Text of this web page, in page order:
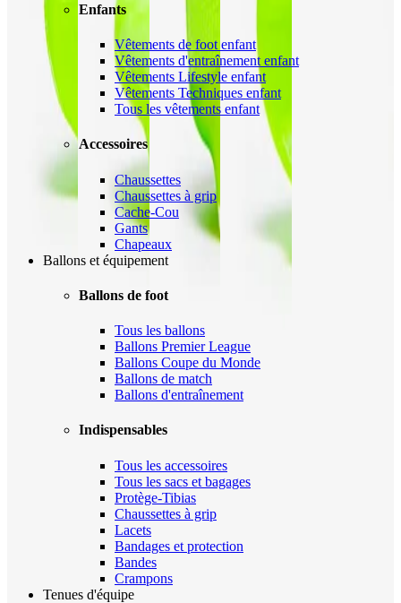
Enfants
Vêtements de foot enfant
Vêtements d'entraînement enfant
Vêtements Lifestyle enfant
Vêtements Techniques enfant
Tous les vêtements enfant
Accessoires
Chaussettes
Chaussettes à grip
Cache-Cou
Gants
Chapeaux
Ballons et équipement
Ballons de foot
Tous les ballons
Ballons Premier League
Ballons Coupe du Monde
Ballons de match
Ballons d'entraînement
Indispensables
Tous les accessoires
Tous les sacs et bagages
Protège-Tibias
Chaussettes à grip
Lacets
Bandages et protection
Bandes
Crampons
Tenues d'équipe